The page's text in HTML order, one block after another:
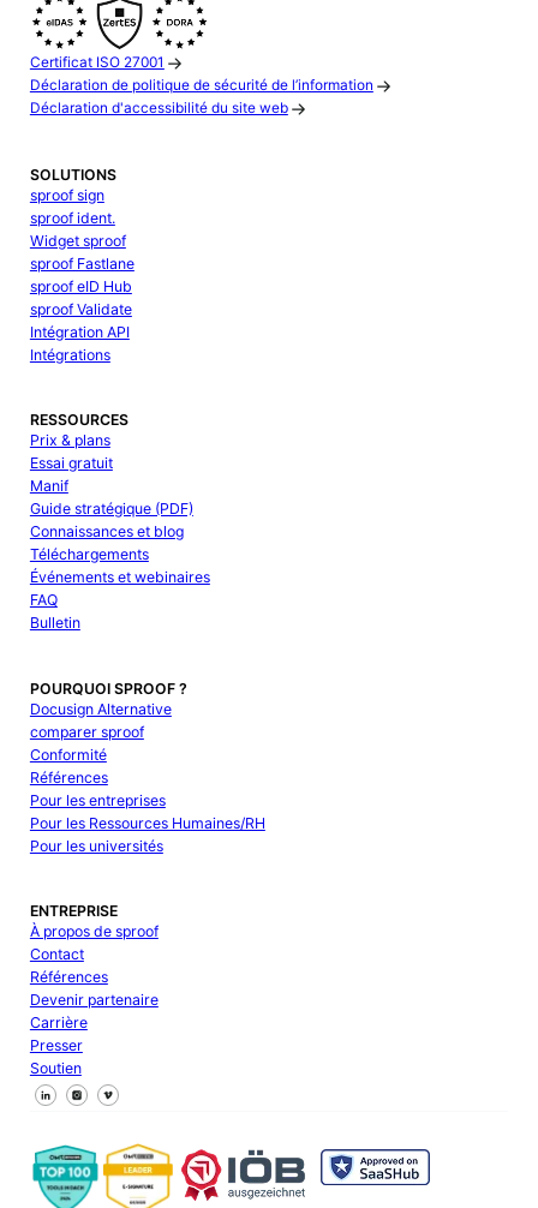
Certificat ISO 27001
Déclaration de politique de sécurité de l’information
Déclaration d'accessibilité du site web
SOLUTIONS
sproof sign
sproof ident.
Widget sproof
sproof Fastlane
sproof eID Hub
sproof Validate
Intégration API
Intégrations
RESSOURCES
Prix & plans
Essai gratuit
Manif
Guide stratégique (PDF)
Connaissances et blog
Téléchargements
Événements et webinaires
FAQ
Bulletin
POURQUOI SPROOF ?
Docusign Alternative
comparer sproof
Conformité
Références
Pour les entreprises
Pour les Ressources Humaines/RH
Pour les universités
ENTREPRISE
À propos de sproof
Contact
Références
Devenir partenaire
Carrière
Presser
Soutien
Suivez-nous sur Facebook
Suivez-nous sur X
Suivez-nous sur LinkedIn